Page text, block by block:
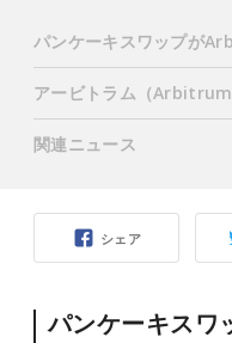
シェア
パンケーキス
パンケーキスワップが
アービトラム（Arbitrum
関連ニュース